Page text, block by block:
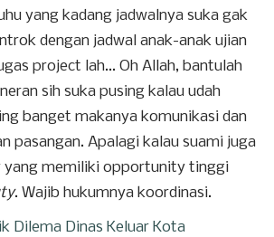
yang kadang jadwalnya suka gak
dengan jadwal anak-anak ujian
project lah... Oh Allah, bantulah
sih suka pusing kalau udah
banget makanya komunikasi dan
pasangan. Apalagi kalau suami juga
yang memiliki opportunity tinggi
. Wajib hukumnya koordinasi.
Dilema Dinas Keluar Kota